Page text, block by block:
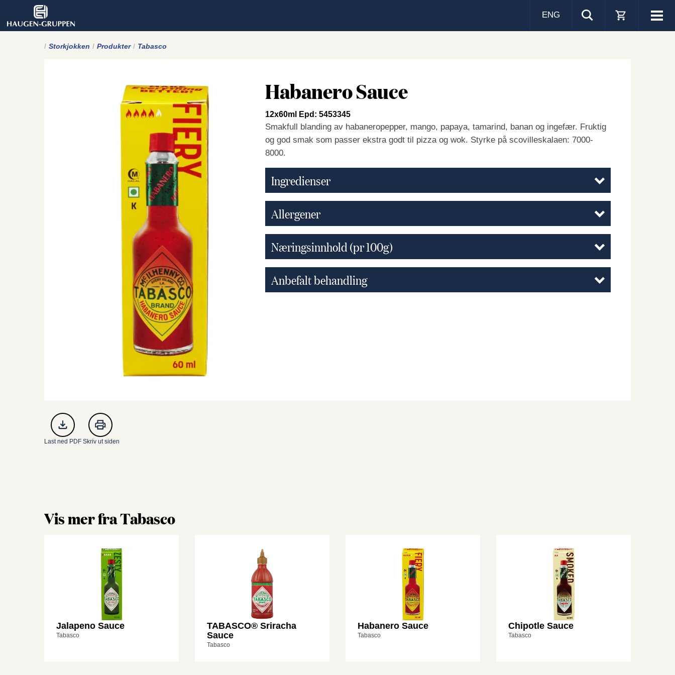
Visa
ENG
Storkjokken Produkter Tabasco
Habanero Sauce
12x60ml Epd: 5453345
Smakfull blanding av habaneropepper, mango, papaya, tamarind, banan og ingefær. Fruktig
og god smak som passer ekstra godt til pizza og wok. Styrke på scovilleskalaen: 7000-
8000.
Ingredienser
Allergener
Næringsinnhold (pr 100g)
Anbefalt behandling
Last ned PDF Skriv ut siden
Vis mer fra Tabasco
Jalapeno Sauce
Tabasco
TABASCO® Sriracha
Sauce
Tabasco
Habanero Sauce
Tabasco
Chipotle Sauce
Tabasco